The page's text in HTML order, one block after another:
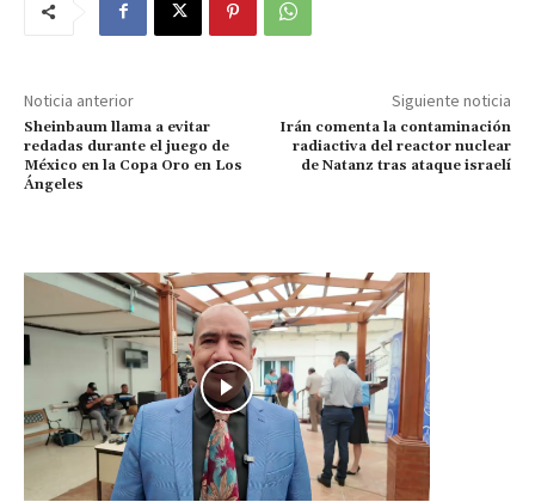
Noticia anterior
Sheinbaum llama a evitar
redadas durante el juego de
México en la Copa Oro en Los
Ángeles
Siguiente noticia
Irán comenta la contaminación
radiactiva del reactor nuclear
de Natanz tras ataque israelí